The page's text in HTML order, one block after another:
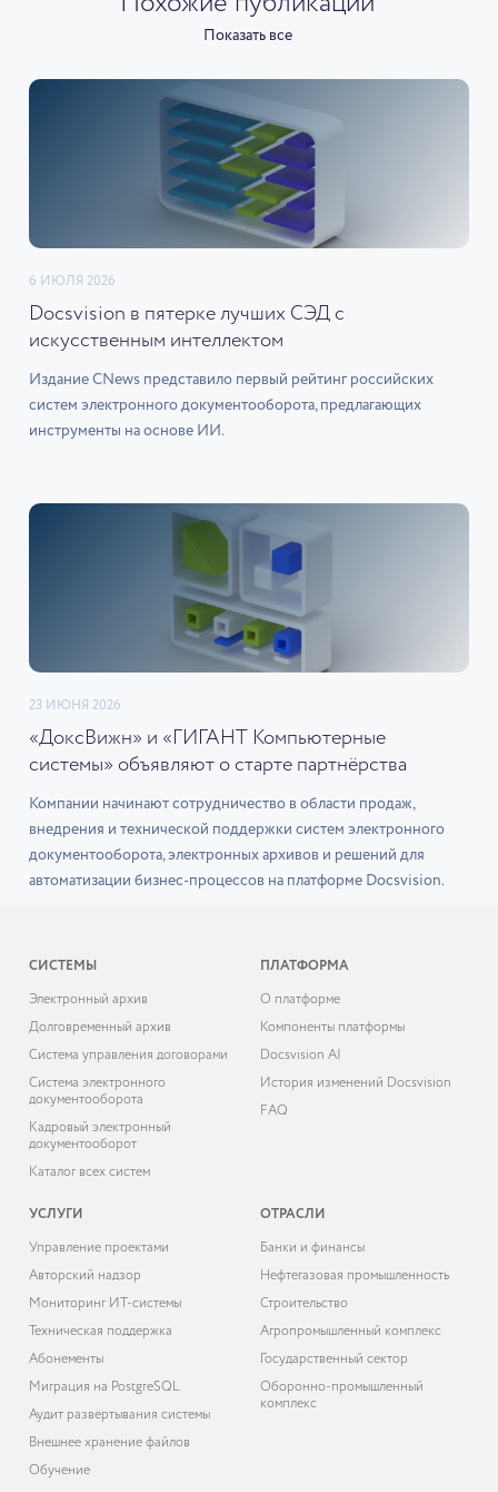
Показать все
6 ИЮЛЯ 2026
Docsvision в пятерке лучших СЭД с
искусственным интеллектом
Издание CNews представило первый рейтинг российских
систем электронного документооборота, предлагающих
инструменты на основе ИИ.
23 ИЮНЯ 2026
«ДоксВижн» и «ГИГАНТ Компьютерные
системы» объявляют о старте партнёрства
Компании начинают сотрудничество в области продаж,
внедрения и технической поддержки систем электронного
документооборота, электронных архивов и решений для
автоматизации бизнес-процессов на платформе Docsvision.
СИСТЕМЫ
Электронный архив
Долговременный архив
Система управления договорами
Система электронного
документооборота
Кадровый электронный
документооборот
Каталог всех систем
ПЛАТФОРМА
О платформе
Компоненты платформы
Docsvision AI
История изменений Docsvision
FAQ
УСЛУГИ
Управление проектами
Авторский надзор
Мониторинг ИТ-системы
Техническая поддержка
Абонементы
Миграция на PostgreSQL
Аудит развёртывания системы
Внешнее хранение файлов
Обучение
ОТРАСЛИ
Банки и финансы
Нефтегазовая промышленность
Строительство
Агропромышленный комплекс
Государственный сектор
Оборонно-промышленный
комплекс